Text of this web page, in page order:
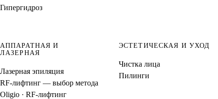
Гипергидроз
АППАРАТНАЯ И
ЛАЗЕРНАЯ
Лазерная эпиляция
RF-лифтинг — выбор метода
Oligio · RF-лифтинг
ЭСТЕТИЧЕСКАЯ И УХОД
Чистка лица
Пилинги